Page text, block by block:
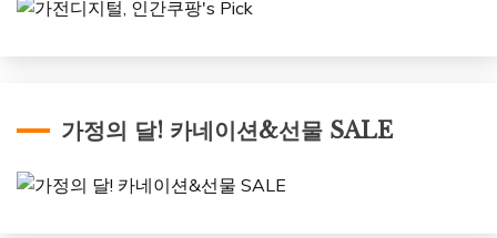
가정의 달! 카네이션&선물 SALE